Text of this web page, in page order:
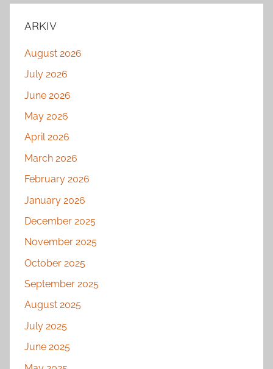
ARKIV
August 2026
July 2026
June 2026
May 2026
April 2026
March 2026
February 2026
January 2026
December 2025
November 2025
October 2025
September 2025
August 2025
July 2025
June 2025